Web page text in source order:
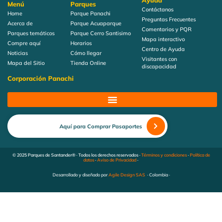
Menú
Home
Acerca de
Parques temáticos
Compre aquí
Noticias
Mapa del Sitio
Parques
Parque Panachi
Parque Acuaparque
Parque Cerro Santisimo
Horarios
Cómo llegar
Tienda Online
Contáctanos
Preguntas Frecuentes
Comentarios y PQR
Mapa interactivo
Centro de Ayuda
Visitantes con
discapacidad
Corporación Panachi
Aquí para Comprar Pasaportes
© 2025 Parques de Santander® · Todos los derechos reservados ·Términos y condiciones·Política de
datos·Aviso de Privacidad·
Desarrollado y diseñado porAgile Design SAS· Colombia ·